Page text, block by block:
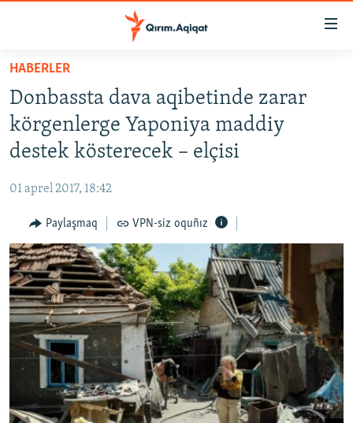
Esas
qaytmaq
Baş
navigatsiyağa
qaytmaq
Qıdıruvğa
qaytmaq
HABERLER
İQTİSADİYAT
MEDENİYET
İNSAN AQLARI
VİDEO
SÜRET
BLOGLAR
FİKİR
Русский
Українською
HABERLER
Donbassta dava aqibetinde zarar
körgenlerge Yaponiya maddiy
destek kösterecek – elçisi
01 aprel 2017, 18:42
Paylaşmaq VPN-siz oquñız